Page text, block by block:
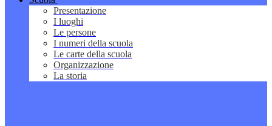
Presentazione
I luoghi
Le persone
I numeri della scuola
Le carte della scuola
Organizzazione
La storia